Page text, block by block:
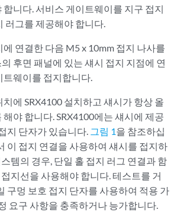
니다. 서비스 게이트웨이를 지구 접지
러그를 제공해야 합니다.
연결한 다음 M5 x 10mm 접지 나사를
후면 패널에 있는 섀시 접지 지점에 연
트웨이를 접지합니다.
에 SRX4100 설치하고 섀시가 항상 올
야 합니다. SRX4100에는 섀시에 제공
지 단자가 있습니다. 그림 1을 참조하십
이 접지 연결을 사용하여 섀시를 접지하
템의 경우, 단일 홀 접지 러그 연결과 함
지선을 사용해야 합니다. 테스트를 거
구멍 보호 접지 단자를 사용하여 적용 가
요구 사항을 충족하거나 능가합니다.